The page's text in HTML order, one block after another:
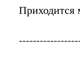
Приходится